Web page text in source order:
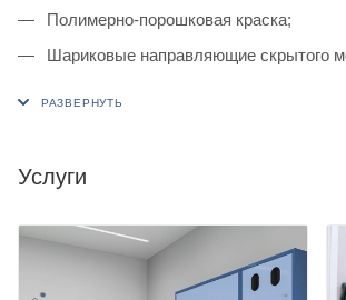
Полимерно-порошковая краска;
Шариковые направляющие скрытого
Тумба изготовлена на подиуме,
Два выдвижных ящика;
Покраска фасадов в любой цвет RAL ;
Услуги